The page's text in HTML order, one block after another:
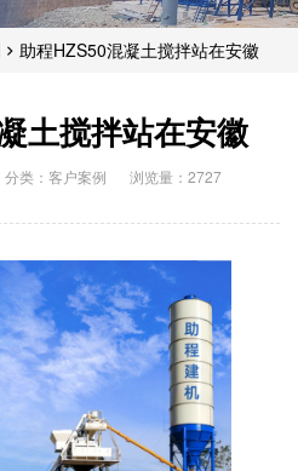
助程HZS50混凝土搅拌站在安徽
土搅拌站在安徽
分类： 客户案例 浏览量：2727